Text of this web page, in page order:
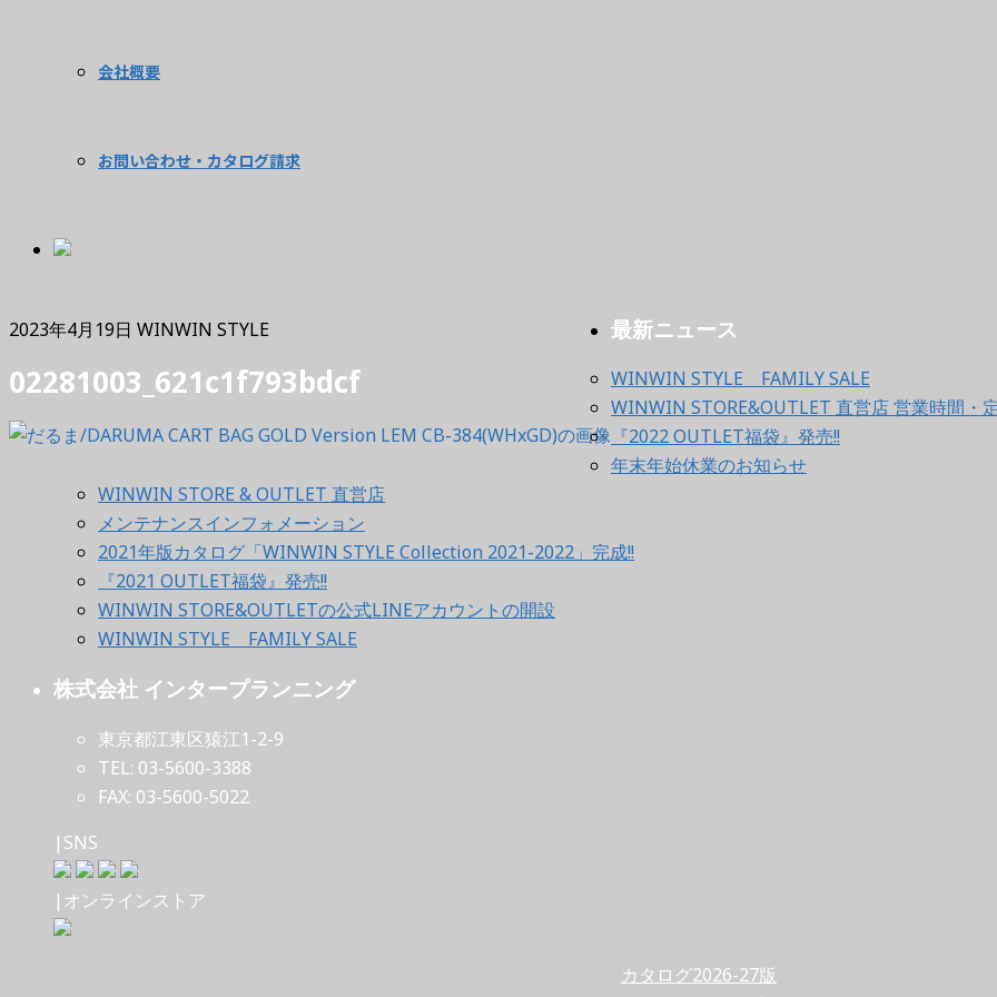
会社概要
お問い合わせ・カタログ請求
2023年4月19日 WINWIN STYLE
02281003_621c1f793bdcf
最新ニュース
WINWIN STYLE FAMILY SALE
WINWIN STORE&OUTLET 直営店 営業時間・
『2022 OUTLET福袋』発売!!
年末年始休業のお知らせ
WINWIN STORE & OUTLET 直営店
メンテナンスインフォメーション
2021年版カタログ「WINWIN STYLE Collection 2021-2022」完成!!
『2021 OUTLET福袋』発売!!
WINWIN STORE&OUTLETの公式LINEアカウントの開設
WINWIN STYLE FAMILY SALE
株式会社 インタープランニング
東京都江東区猿江1-2-9
TEL: 03-5600-3388
FAX: 03-5600-5022
|SNS
|オンラインストア
カタログ2026-27版